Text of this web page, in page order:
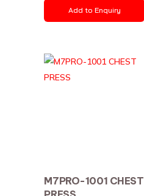
Add to Enquiry
M7PRO-1001 CHEST